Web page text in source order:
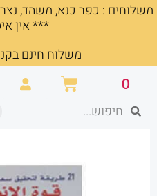
דילוג
משלוחים : כפר כנא, משהד,
*** אין
משלוח חינם בקניה
0 עגלת
קניות חיפושחיפוש